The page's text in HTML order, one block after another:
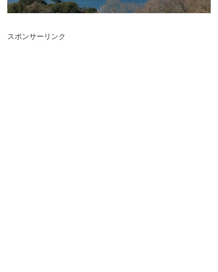
スポンサーリンク